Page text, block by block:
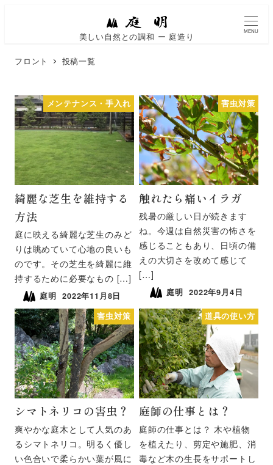
美しい自然との調和 ー 庭造り MENU
フロント 投稿一覧
メンテナンス・手入れ
綺麗な芝生を維持する
方法
庭に映える綺麗な芝生のみど
りは眺めていて心地の良いも
のです。その芝生を綺麗に維
持するために必要なもの […]
庭明 2022年11月8日
害虫対策
触れたら痛いイラガ
残暑の厳しい日が続きます
ね。今週は自然災害の怖さを
感じることもあり、日頃の備
えの大切さを改めて感じて
[…]
庭明 2022年9月4日
害虫対策
シマトネリコの害虫？
爽やかな庭木として人気のあ
るシマトネリコ。明るく優し
い色合いで柔らかい葉が風に
道具の使い方
庭師の仕事とは？
庭師の仕事とは？ 木や植物
を植えたり、剪定や施肥、消
毒など木の生長をサポートし